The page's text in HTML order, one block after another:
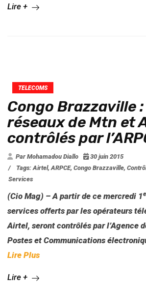
Lire +
TELECOMS
Congo Brazzaville
réseaux de Mtn et
contrôlés par
Par Mohamadou Diallo
30 juin 2015
/
Tags:Airtel,ARPCE, Congo Brazzaville,
Services
(Cio Mag) – A partir de ce mercredi 1
services offerts par les opérateurs
Airtel, seront contrôlés par l’Agence
Postes et Communications
Lire Plus
Lire +